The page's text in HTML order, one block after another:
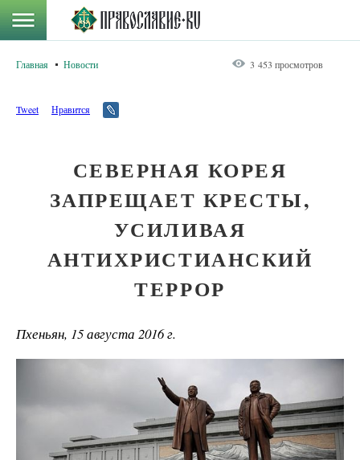
Главная Новости 3 453 просмотров
Tweet Нравится
СЕВЕРНАЯ КОРЕЯ
ЗАПРЕЩАЕТ КРЕСТЫ,
УСИЛИВАЯ
АНТИХРИСТИАНСКИЙ
ТЕРРОР
Пхеньян, 15 августа 2016 г.